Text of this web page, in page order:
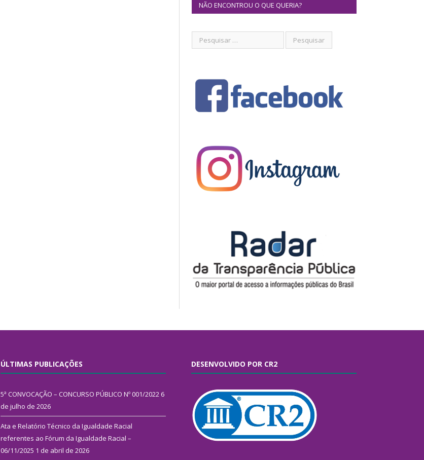
NÃO ENCONTROU O QUE QUERIA?
ÚLTIMAS PUBLICAÇÕES
5ª CONVOCAÇÃO – CONCURSO PÚBLICO Nº 001/2022 6
de julho de 2026
Ata e Relatório Técnico da Igualdade Racial
referentes ao Fórum da Igualdade Racial –
06/11/2025 1 de abril de 2026
DESENVOLVIDO POR CR2